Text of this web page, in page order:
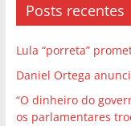
Posts recentes
Lula “porreta”
Daniel Ortega
“O dinheiro do
os parlamentares